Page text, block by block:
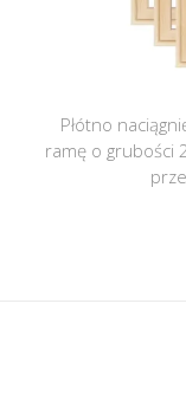
Płótno
ramę o grubości